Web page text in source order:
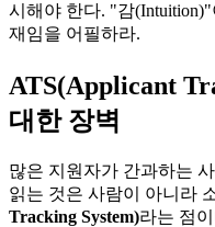
시해야 한다. "감
재임을 어필하라.
ATS(Applicant
대한 장벽
많은 지원자가 간과하는
읽는 것은 사람이 아니라
Tracking System)​라는 점